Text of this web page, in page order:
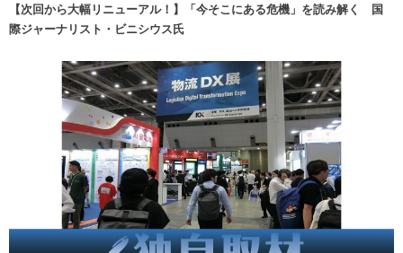
【次回から大幅リニューアル！】「今そこにある危機」を読み解く 国
際ジャーナリスト・ビニシウス氏